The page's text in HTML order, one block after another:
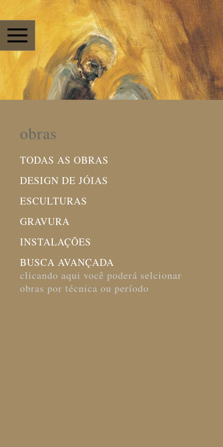
obras
TODAS AS OBRAS
DESIGN DE JÓIAS
ESCULTURAS
GRAVURA
INSTALAÇÕES
BUSCA AVANÇADA
clicando aqui você poderá selcionar
obras por técnica ou período